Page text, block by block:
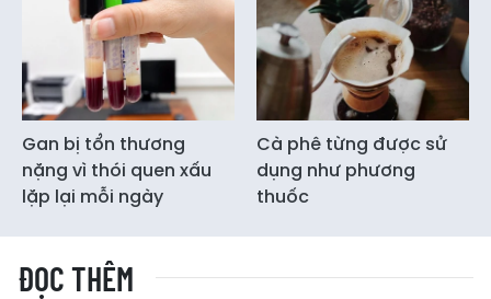
Gan bị tổn thương
nặng vì thói quen xấu
lặp lại mỗi ngày
Cà phê từng được sử
dụng như phương
thuốc
ĐỌC THÊM